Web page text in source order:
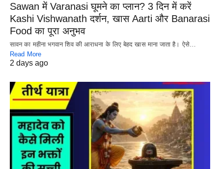
Sawan में Varanasi घूमने का प्लान? 3 दिन में करें
Kashi Vishwanath दर्शन, खास Aarti और Banarasi
Food का पूरा अनुभव
सावन का महीना भगवान शिव की आराधना के लिए बेहद खास माना जाता है। ऐसे…
Read More
2 days ago